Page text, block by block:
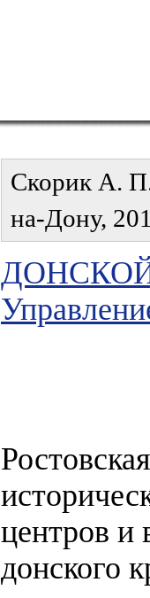
Скорик А.
на-Дону,
центров и
донского